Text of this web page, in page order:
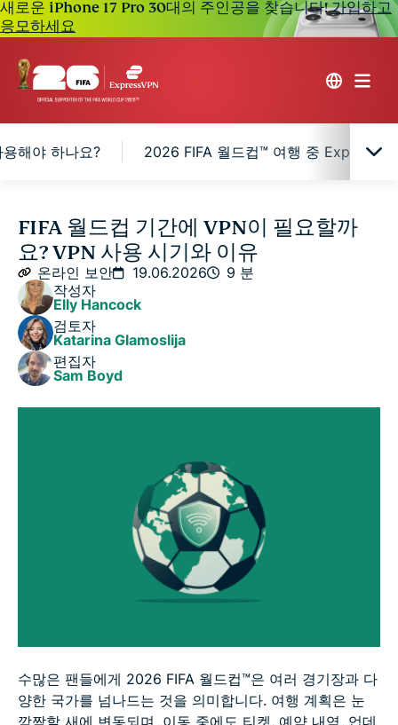
새로운 iPhone 17 Pro 30대의 주인공을 찾습니다!가입하고
응모하세요
해야 하나요? 2026 FIFA 월드컵™ 여행 중
2026 FIFA 월드컵™ 기간 동안 VPN을 사용하는 것이
중요한 이유
2026 FIFA 월드컵™ 기간 중 언제 VPN을 사용해야 하
나요?
2026 FIFA 월드컵™ 여행 중 ExpressVPN의 보호를 받
을 수 있는 방법
FIFA 월드컵 기간에 VPN이 필요할까
요? VPN 사용 시기와 이유
온라인 보안 19.06.2026
9 분
작성자
Elly Hancock
검토자
Katarina Glamoslija
편집자
Sam Boyd
수많은 팬들에게 2026 FIFA 월드컵™은 여러 경기장과 다
양한 국가를 넘나드는 것을 의미합니다. 여행 계획은 눈
깜짝할 새에 변동되며, 이동 중에도 티켓, 예약 내역, 업데